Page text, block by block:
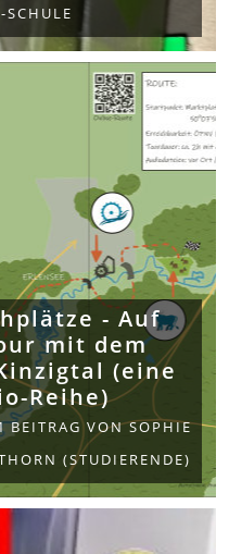
- Auf
mit dem
(eine
Reihe)
BEITRAG VON SOPHIE
(STUDIERENDE)